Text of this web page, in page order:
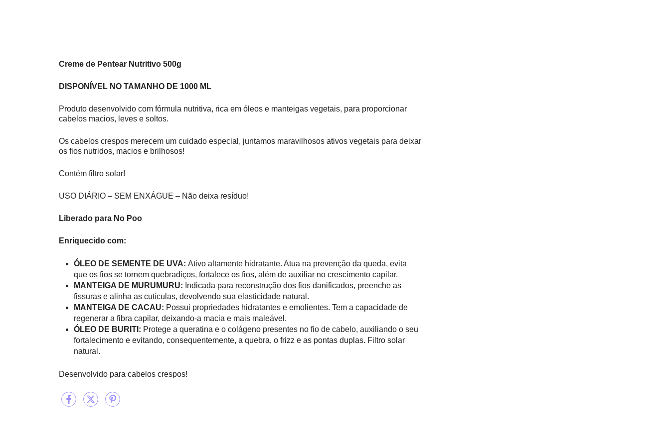
Creme de Pentear Nutritivo 500g
DISPONÍVEL NO TAMANHO DE 1000 ML
Produto desenvolvido com fórmula nutritiva, rica em óleos e manteigas vegetais, para proporcionar
cabelos macios, leves e soltos.
Os cabelos crespos merecem um cuidado especial, juntamos maravilhosos ativos vegetais para deixar
os fios nutridos, macios e brilhosos!
Contém filtro solar!
USO DIÁRIO – SEM ENXÁGUE – Não deixa resíduo!
Liberado para No Poo
Enriquecido com:
ÓLEO DE SEMENTE DE UVA: Ativo altamente hidratante. Atua na prevenção da queda, evita
que os fios se tornem quebradiços, fortalece os fios, além de auxiliar no crescimento capilar.
MANTEIGA DE MURUMURU: Indicada para reconstrução dos fios danificados, preenche as
fissuras e alinha as cutículas, devolvendo sua elasticidade natural.
MANTEIGA DE CACAU: Possui propriedades hidratantes e emolientes. Tem a capacidade de
regenerar a fibra capilar, deixando-a macia e mais maleável.
ÓLEO DE BURITI: Protege a queratina e o colágeno presentes no fio de cabelo, auxiliando o seu
fortalecimento e evitando, consequentemente, a quebra, o frizz e as pontas duplas. Filtro solar
natural.
Desenvolvido para cabelos crespos!